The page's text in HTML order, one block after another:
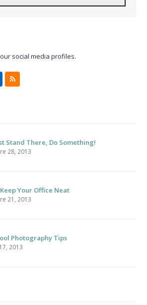
social media profiles.
RSS
Stand There, Do Something!
28, 2013
Your Office Neat
21, 2013
Photography Tips
2013